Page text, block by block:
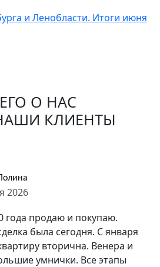
и Ленобласти. Итоги июня
О НАС
КЛИЕНТЫ
2026
года продаю и покупаю.
была сегодня. С января
вторична. Венера и
умнички. Все этапы